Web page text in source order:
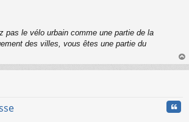
pas le vélo urbain comme une partie de la
des villes, vous êtes une partie du
au